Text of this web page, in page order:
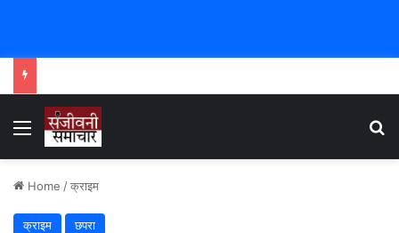
Menu
Home /क्राइम
क्राइम छपरा